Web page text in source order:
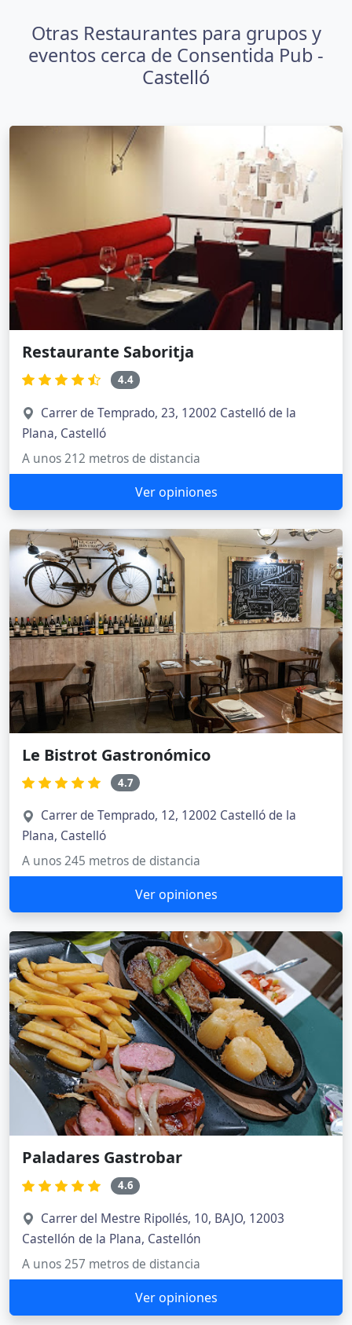
Otras Restaurantes para grupos y
eventos cerca de Consentida Pub -
Castelló
Restaurante Saboritja
4.4
Carrer de Temprado, 23, 12002 Castelló de la
Plana, Castelló
A unos 212 metros de distancia
Ver opiniones
Le Bistrot Gastronómico
4.7
Carrer de Temprado, 12, 12002 Castelló de la
Plana, Castelló
A unos 245 metros de distancia
Ver opiniones
Paladares Gastrobar
4.6
Carrer del Mestre Ripollés, 10, BAJO, 12003
Castellón de la Plana, Castellón
A unos 257 metros de distancia
Ver opiniones